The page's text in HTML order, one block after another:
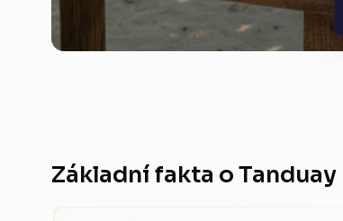
Základní fakta o